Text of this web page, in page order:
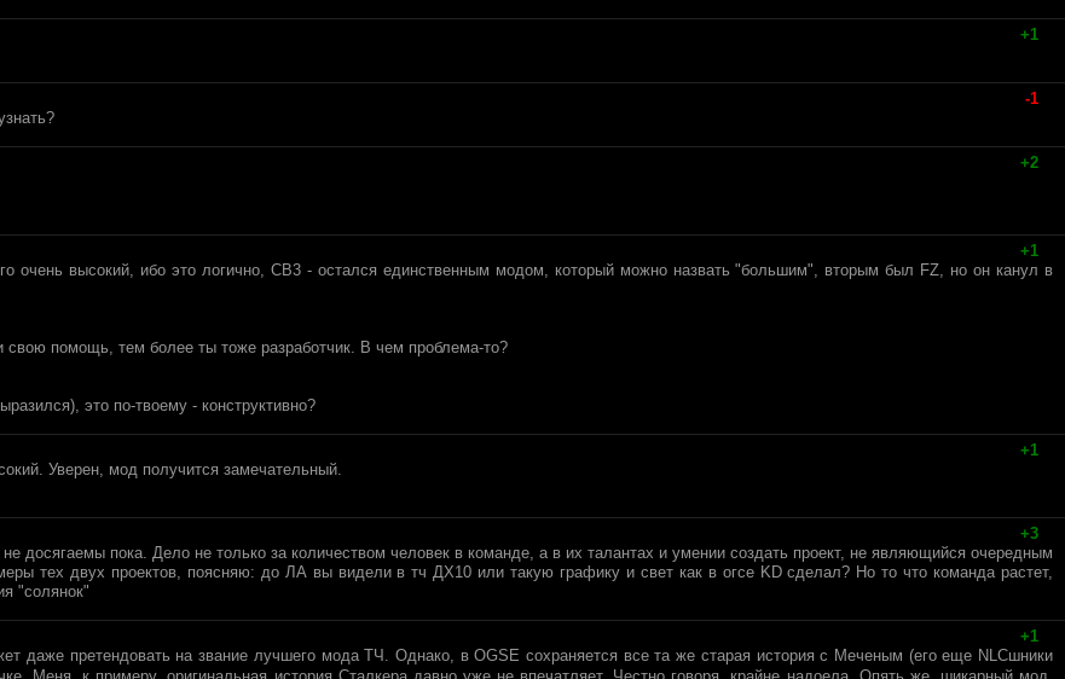
+1
-1
+2
+1
очень высокий, ибо это логично, СВ3 - остался единственным модом, который можно назвать "большим", вторым был FZ, но он канул в
свою помощь, тем более ты тоже разработчик. В чем проблема-то?
это по-твоему - конструктивно?
+1
Уверен, мод получится замечательный.
+3
досягаемы пока. Дело не только за количеством человек в команде, а в их талантах и умении создать проект, не являющийся очередным
тех двух проектов, поясняю: до ЛА вы видели в тч ДХ10 или такую графику и свет как в огсе KD сделал? Но то что команда растет,
"солянок"
+1
даже претендовать на звание лучшего мода ТЧ. Однако, в OGSE сохраняется все та же старая история с Меченым (его еще NLCшники